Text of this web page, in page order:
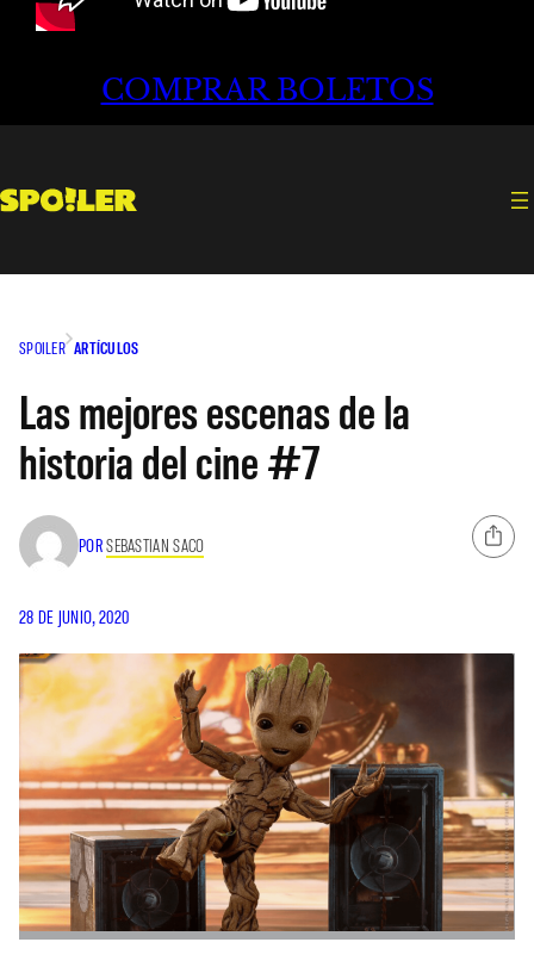
COMPRAR BOLETOS
SPOILER ARTÍCULOS
Las mejores escenas de la
historia del cine #7
PORSEBASTIAN SACO
28 DE JUNIO, 2020